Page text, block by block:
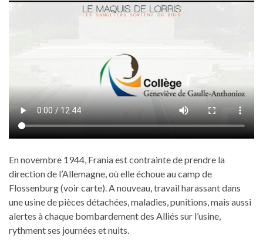
En novembre 1944, Frania est contrainte de prendre la
direction de l’Allemagne, où elle échoue au camp de
Flossenburg (voir carte). A nouveau, travail harassant dans
une usine de pièces détachées, maladies, punitions, mais aussi
alertes à chaque bombardement des Alliés sur l’usine,
rythment ses journées et nuits.